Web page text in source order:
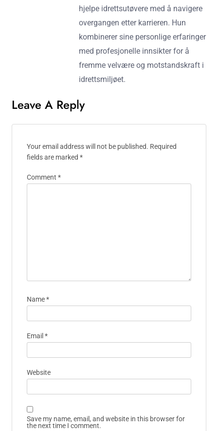
hjelpe idrettsutøvere med å navigere
overgangen etter karrieren. Hun
kombinerer sine personlige erfaringer
med profesjonelle innsikter for å
fremme velvære og motstandskraft i
idrettsmiljøet.
Leave A Reply
Your email address will not be published. Required
fields are marked *
Comment *
Name*
Email *
Website
Save my name, email, and website in this browser for
the next time I comment.